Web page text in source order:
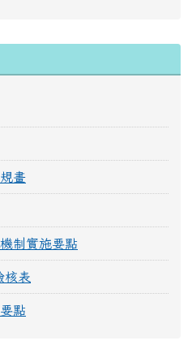
畫
制實施要點
核表
點